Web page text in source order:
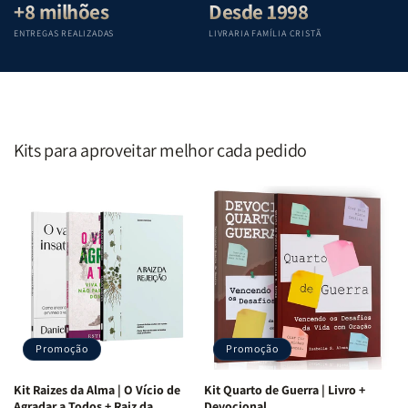
+8 milhões
ENTREGAS REALIZADAS
Desde 1998
LIVRARIA FAMÍLIA CRISTÃ
Kits para aproveitar melhor cada pedido
Promoção
Kit Raizes da Alma | O Vício de
Promoção
Kit Quarto de Guerra | Livro +